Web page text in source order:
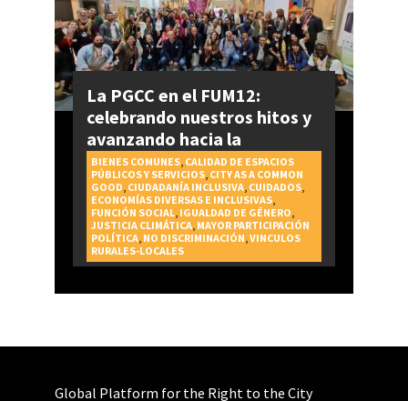
La PGCC en el FUM12:
celebrando nuestros hitos y
avanzando hacia la
realización del Derecho a la
Ciudad
BIENES COMUNES, CALIDAD DE ESPACIOS
PÚBLICOS Y SERVICIOS, CITY AS A COMMON
GOOD CIUDADANÍA INCLUSIVA, CUIDADOS,
ECONOMÍAS DIVERSAS E INCLUSIVAS,
FUNCIÓN SOCIAL, IGUALDAD DE GÉNERO
JUSTICIA CLIMÁTICA, MAYOR PARTICIPACIÓN
POLÍTICA, NO DISCRIMINACIÓN VINCULOS
RURALES-LOCALES
Global Platform for the Right to the City